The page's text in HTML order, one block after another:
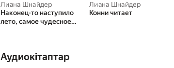
Лиана Шнайдер
Наконец-то наступило
лето, самое чудесное
счастлива, потому что
Лиана Шнайдер
Конни читает
Аудиокітаптар